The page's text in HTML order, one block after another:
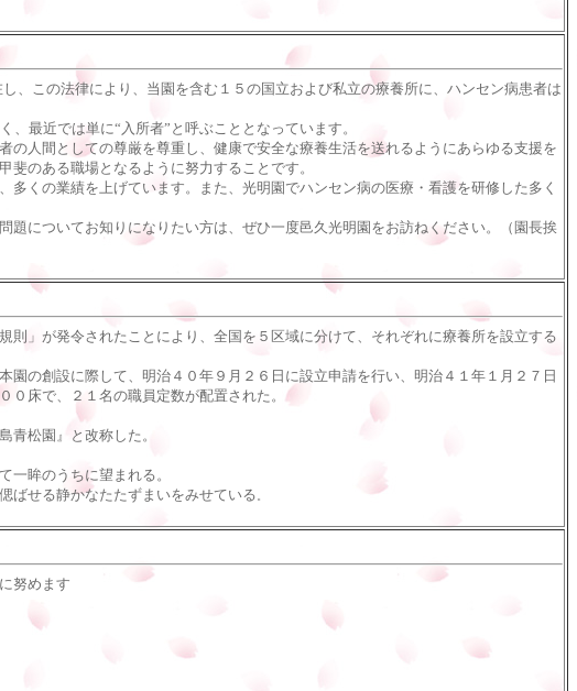
この法律により、当園を含む１５の国立および私立の療養所に、ハンセン病患者は
最近では単に“入所者”と呼ぶこととなっています。
人間としての尊厳を尊重し、健康で安全な療養生活を送れるようにあらゆる支援を
のある職場となるように努力することです。
くの業績を上げています。また、光明園でハンセン病の医療・看護を研修した多く
についてお知りになりたい方は、ぜひ一度邑久光明園をお訪ねください。（園長挨
」が発令されたことにより、全国を５区域に分けて、それぞれに療養所を設立する
の創設に際して、明治４０年９月２６日に設立申請を行い、明治４１年１月２７日
床で、２１名の職員定数が配置された。
松園』と改称した。
眸のうちに望まれる。
ばせる静かなたたずまいをみせている
努めます